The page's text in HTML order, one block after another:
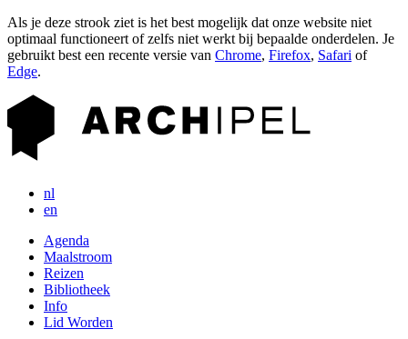
Als je deze strook ziet is het best mogelijk dat onze website niet
optimaal functioneert of zelfs niet werkt bij bepaalde onderdelen. Je
gebruikt best een recente versie van Chrome, Firefox, Safari of
Edge.
nl
en
Agenda
Maalstroom
Reizen
Bibliotheek
Info
Lid Worden